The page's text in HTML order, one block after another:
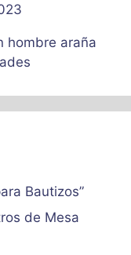
hombre araña
Bautizos”
de Mesa